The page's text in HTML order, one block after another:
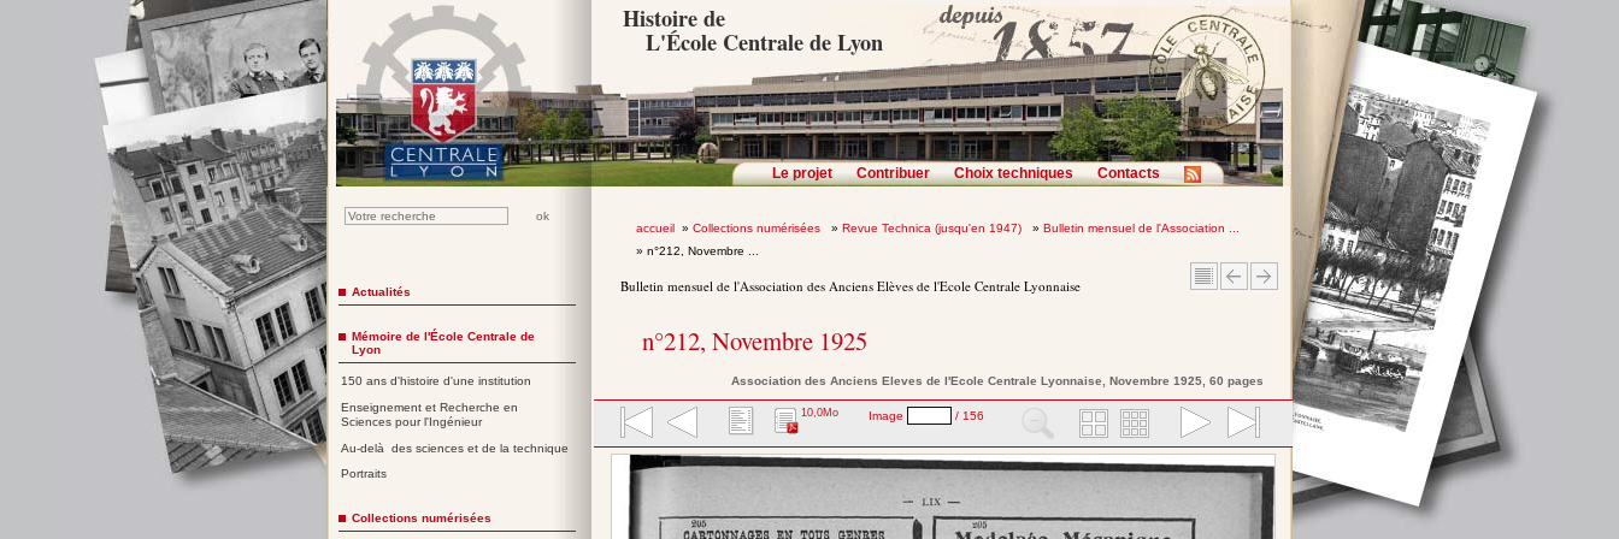
Histoire de
L'École Centrale de Lyon
Le projet Contribuer Choix techniques Contacts
accueil» Collections numérisées » Revue Technica (jusqu'en 1947) » Bulletin mensuel de l'Association ...
» n°212, Novembre ...
Bulletin mensuel de l'Association des Anciens Elèves de l'Ecole Centrale Lyonnaise
n°212, Novembre 1925
Association des Anciens Eleves de l'Ecole Centrale Lyonnaise, Novembre 1925, 60 pages
10,0Mo Image / 156
Actualités
Mémoire de l'École Centrale de
Lyon
150 ans d'histoire d'une institution
Enseignement et Recherche en
Sciences pour l'Ingénieur
Au-delà des sciences et de la technique
Portraits
Collections numérisées